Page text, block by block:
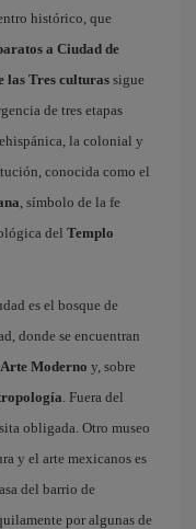
histórico, que
a Ciudad de
las Tres culturas sigue
de tres etapas
la colonial y
conocida como el
, símbolo de la fe
del Templo
es el bosque de
donde se encuentran
Moderno y, sobre
. Fuera del
obligada. Otro museo
y el arte mexicanos es
del barrio de
por algunas de